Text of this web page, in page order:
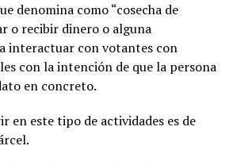
denomina como “cosecha de
o recibir dinero o alguna
interactuar con votantes con
con la intención de que la persona
en concreto.
en este tipo de actividades es de